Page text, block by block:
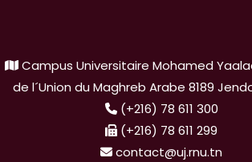
Campus Universitaire Mohamed
de l´Union du Maghreb Arabe 8189
(+216) 78 611 300
(+216) 78 611 299
contact@uj.rnu.tn